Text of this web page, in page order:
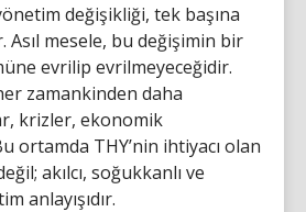
değişikliği, tek başına
Asıl mesele, bu değişimin bir
evrilip evrilmeyeceğidir.
zamankinden daha
krizler, ekonomik
ortamda THY’nin ihtiyacı olan
akılcı, soğukkanlı ve
anlayışıdır.